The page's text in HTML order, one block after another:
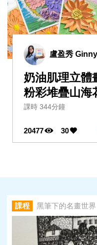
盧盈秀 Ginny
奶油肌理立體
粉彩堆疊山海
課時 344分鐘
20477 30
課程 黑筆下的名畫世